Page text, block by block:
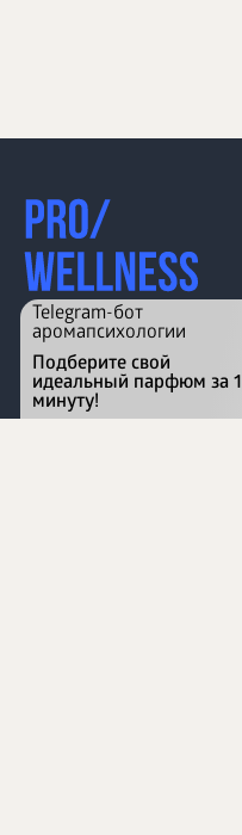
Перейти на сайт
Telegram-бот
аромапсихологии
Подберите свой
идеальный парфюм за 1
минуту!